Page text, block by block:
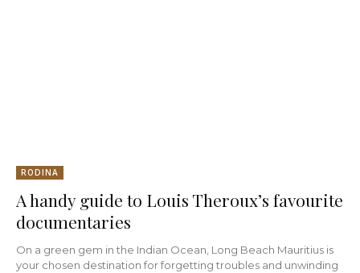
RODINA
A handy guide to Louis Theroux’s favourite
documentaries
On a green gem in the Indian Ocean, Long Beach Mauritius is
your chosen destination for forgetting troubles and unwinding